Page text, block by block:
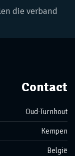
die verband
Contact
Oud-Turnhout
Kempen
België